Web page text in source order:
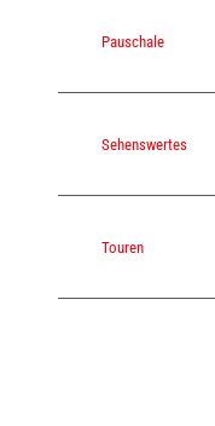
Pauschale
Sehenswertes
Touren